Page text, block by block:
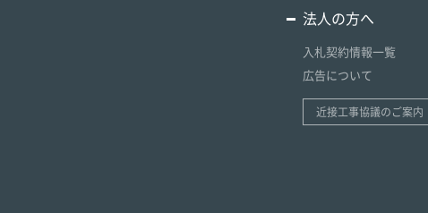
法人の方へ
入札契約情報一覧
広告について
近接工事協議のご案内